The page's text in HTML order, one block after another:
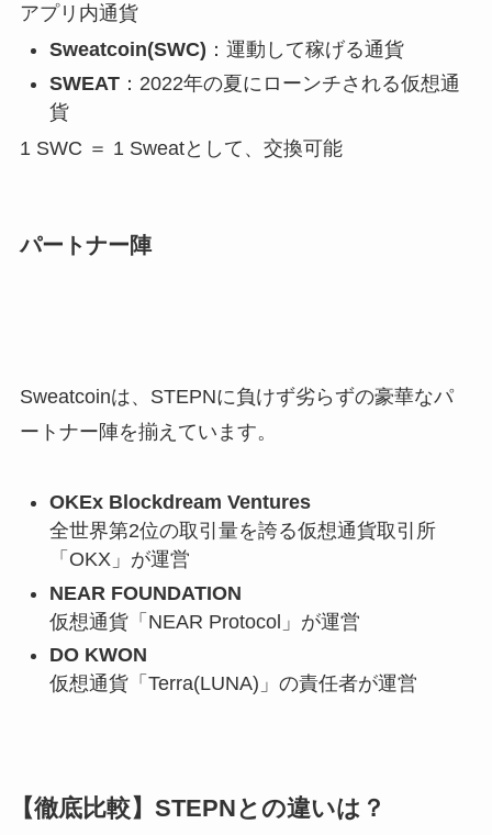
アプリ内通貨
Sweatcoin(SWC) ：運動して稼げる通貨
SWEAT：2022年の夏にローンチされる仮想通
貨
1 SWC ＝ 1 Sweatとして、交換可能
パートナー陣
Sweatcoinは、STEPNに負けず劣らずの豪華なパ
ートナー陣を揃えています。
OKEx Blockdream Ventures
全世界第2位の取引量を誇る仮想通貨取引所
「OKX」が運営
NEAR FOUNDATION
仮想通貨「NEAR Protocol」が運営
DO KWON
仮想通貨「Terra(LUNA)」の責任者が運営
【徹底比較】STEPNとの違いは？